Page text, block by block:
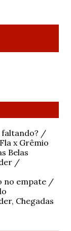
faltando? /
x Grêmio
Belas
/
no empate /
Chegadas